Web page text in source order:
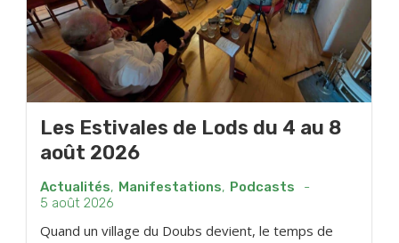
Les Estivales de Lods du 4 au 8
août 2026
Actualités, Manifestations, Podcasts
-
5 août 2026
Quand un village du Doubs devient, le temps de